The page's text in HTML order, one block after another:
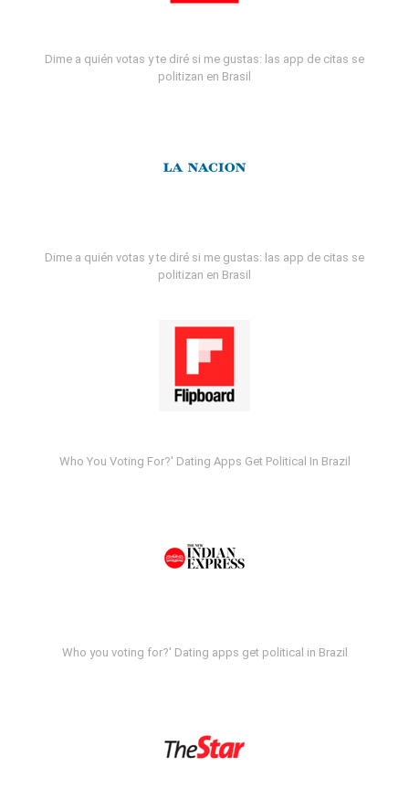
Dime a quién votas y te diré si me gustas: las app de citas se
politizan en Brasil
Dime a quién votas y te diré si me gustas: las app de citas se
politizan en Brasil
Who You Voting For?' Dating Apps Get Political In Brazil
Who you voting for?' Dating apps get political in Brazil